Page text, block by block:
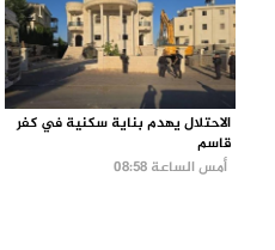
الاحتلال يهدم بناية سكنية في كفر
قاسم
أمس الساعة 08:58